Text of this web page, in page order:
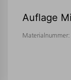
Auflage
Materialnummer: